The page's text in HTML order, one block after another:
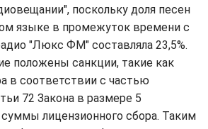
поскольку доля песен
языке в промежуток времени с
"Люкс ФМ" составляла 23,5%.
положены санкции, такие как
в соответствии с частью
72 Закона в размере 5
лицензионного сбора. Таким